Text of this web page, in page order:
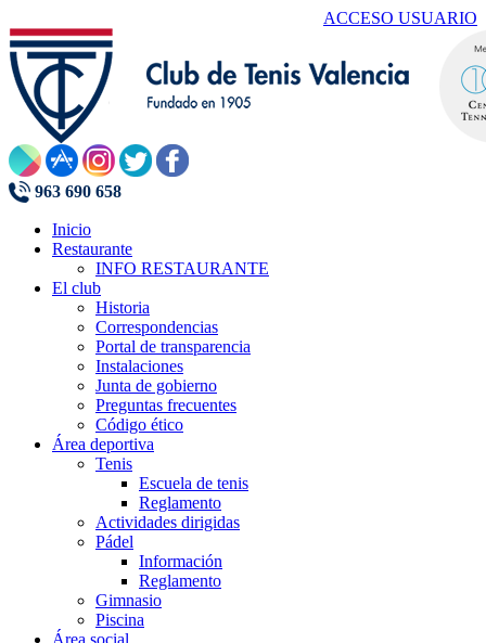
ACCESO USUARIO
963 690 658
Inicio
Restaurante
INFO RESTAURANTE
El club
Historia
Correspondencias
Portal de transparencia
Instalaciones
Junta de gobierno
Preguntas frecuentes
Código ético
Área deportiva
Tenis
Escuela de tenis
Reglamento
Actividades dirigidas
Pádel
Información
Reglamento
Gimnasio
Piscina